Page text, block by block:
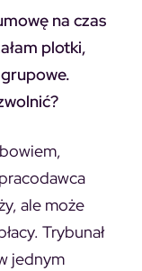
na czas
plotki,
ale może
Trybunał
jednym